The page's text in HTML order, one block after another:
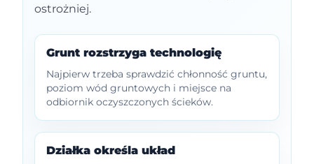
ostrożniej.
Grunt rozstrzyga technologię
Najpierw trzeba sprawdzić chłonność gruntu,
poziom wód gruntowych i miejsce na
odbiornik oczyszczonych ścieków.
Działka określa układ